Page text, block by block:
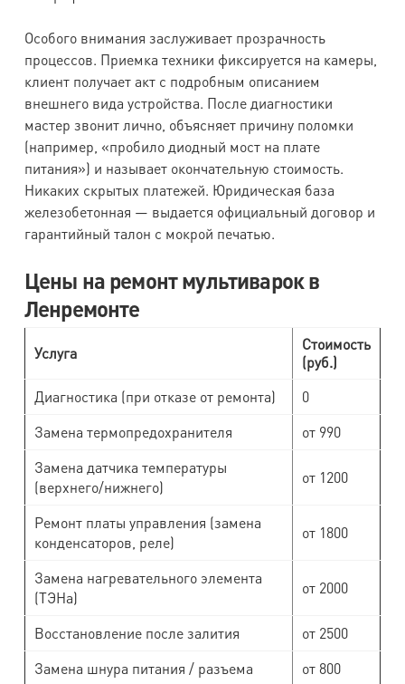
Особого внимания заслуживает прозрачность
процессов. Приемка техники фиксируется на камеры,
клиент получает акт с подробным описанием
внешнего вида устройства. После диагностики
мастер звонит лично, объясняет причину поломки
(например, «пробило диодный мост на плате
питания») и называет окончательную стоимость.
Никаких скрытых платежей. Юридическая база
железобетонная — выдается официальный договор и
гарантийный талон с мокрой печатью.
Цены на ремонт мультиварок в
Ленремонте
Услуга
Стоимость
(руб.)
Диагностика (при отказе от ремонта)
0
Замена термопредохранителя
от 990
Замена датчика температуры
(верхнего/нижнего)
от 1200
Ремонт платы управления (замена
конденсаторов, реле)
от 1800
Замена нагревательного элемента
(ТЭНа)
от 2000
Восстановление после залития
от 2500
Замена шнура питания / разъема
от 800